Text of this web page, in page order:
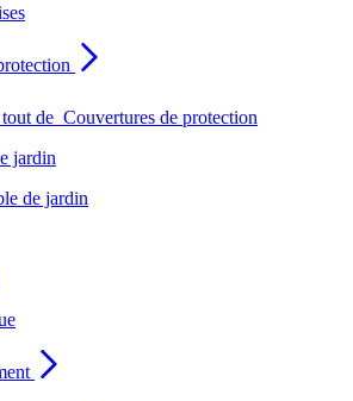
de Couvertures de protection
jardin
de jardin